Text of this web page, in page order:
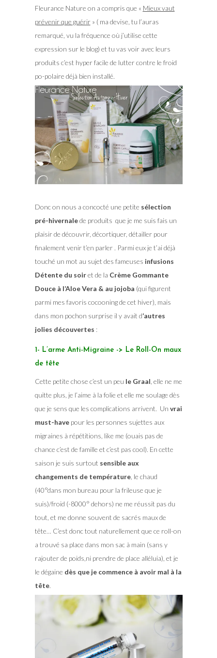
Fleurance Nature on a compris que « Mieux vaut
prévenir que guérir» ( ma devise, tu l’auras
remarqué, vu la fréquence où j’utilise cette
expression sur le blog) et tu vas voir avec leurs
produits c’est hyper facile de lutter contre le froid
po-polaire déjà bien installé.
Donc on nous a concocté une petite sélection
pré-hivernalede produits que je me suis fais un
plaisir de découvrir, décortiquer, détailler pour
finalement venir t’en parler . Parmi eux je t’ai déjà
touché un mot au sujet des fameuses infusions
Détente du soiret de la Crème Gommante
Douce à l’Aloe Vera & au jojoba (qui figurent
parmi mes favoris cocooning de cet hiver), mais
dans mon pochon surprise il y avait d‘autres
jolies découvertes :
1- L’arme Anti-Migraine -> Le Roll-On maux
de tête
Cette petite chose c’est un peu le Graal , elle ne me
quitte plus, je l’aime à la folie et elle me soulage dès
que je sens que les complications arrivent. Un vrai
must-havepour les personnes sujettes aux
migraines à répétitions, like me (ouais pas de
chance c’est de famille et c’est pas cool). En cette
saison je suis surtout sensible aux
changements de température, le chaud
(40°dans mon bureau pour la frileuse que je
suis)/froid (-8000° dehors) ne me réussit pas du
tout, et me donne souvent de sacrés maux de
tête… C’est donc tout naturellement que ce roll-on
a trouvé sa place dans mon sac à main (sans y
rajouter de poids,ni prendre de place alléluia), et je
le dégaine dès que je commence à avoir mal à la
tête.